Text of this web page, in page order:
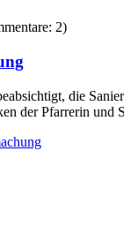
2)
die
der Pfarrerin